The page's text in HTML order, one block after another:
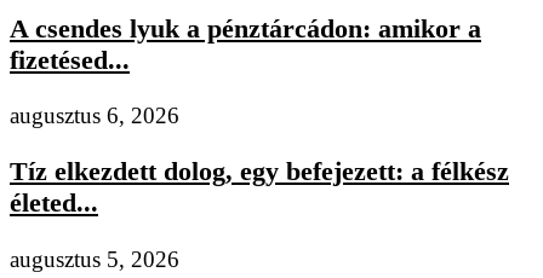
A csendes lyuk a pénztárcádon: amikor a
fizetésed...
augusztus 6, 2026
Tíz elkezdett dolog, egy befejezett: a félkész
életed...
augusztus 5, 2026